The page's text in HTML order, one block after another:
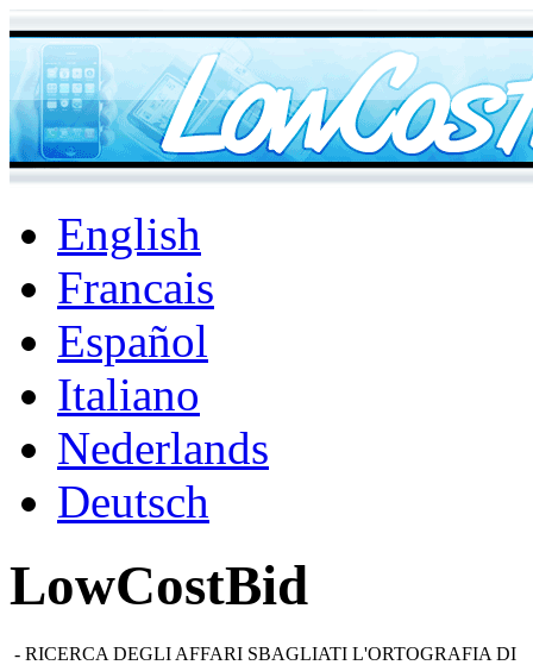
English
Francais
Español
Italiano
Nederlands
Deutsch
LowCostBid
- RICERCA DEGLI AFFARI SBAGLIATI L'ORTOGRAFIA DI